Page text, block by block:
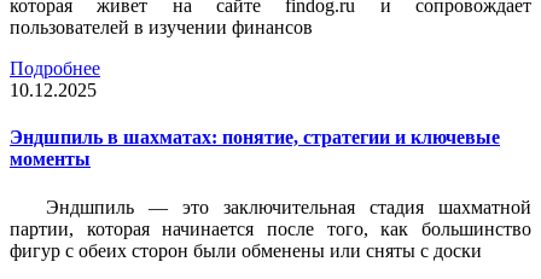
которая живет на сайте findog.ru и сопровождает
пользователей в изучении финансов
Подробнее
10.12.2025
Эндшпиль в шахматах: понятие, стратегии и ключевые
моменты
Эндшпиль — это заключительная стадия шахматной
партии, которая начинается после того, как большинство
фигур с обеих сторон были обменены или сняты с доски